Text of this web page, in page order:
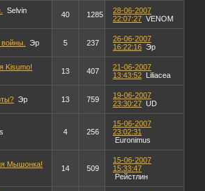
Selvin
40 1285
28-06-2007
22:07:27 VENOM
Эр 5 237
26-06-2007
16:22:16 Эр
Kisumo!
13 407
21-06-2007
13:43:52
Liliacea
Эр 13 759
19-06-2007
23:30:27 UD
4 256
15-06-2007
23:02:31
Euronimus
Мышонка!
14 509
15-06-2007
15:33:47
Рейстлин